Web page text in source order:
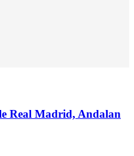
Real Madrid, Andalan